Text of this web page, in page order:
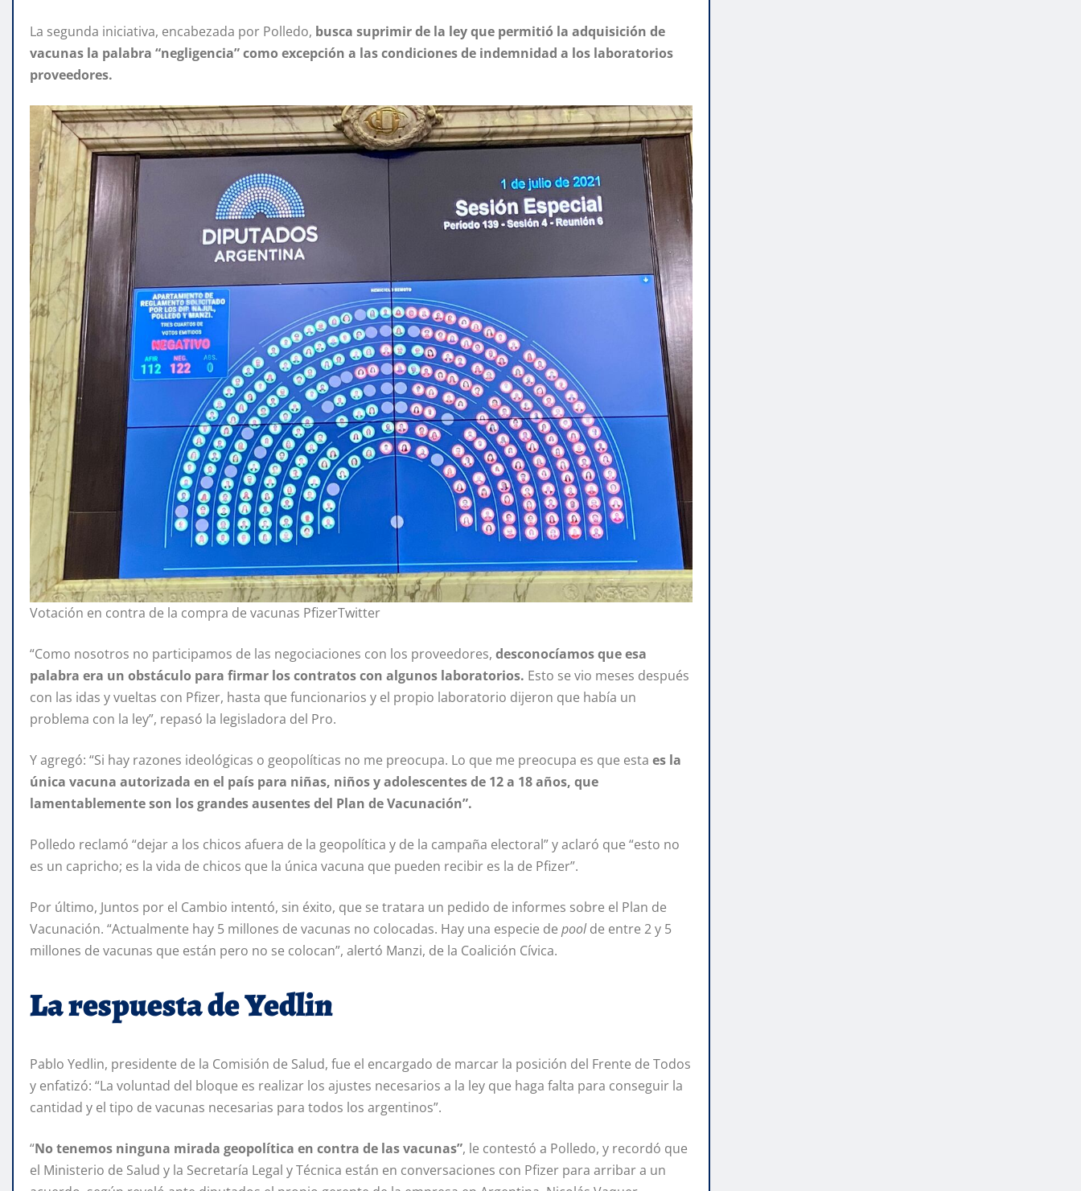
La segunda iniciativa, encabezada por Polledo, busca suprimir de la ley que permitió la adquisición de
vacunas la palabra “negligencia” como excepción a las condiciones de indemnidad a los laboratorios
proveedores.
Votación en contra de la compra de vacunas PfizerTwitter
“Como nosotros no participamos de las negociaciones con los proveedores, desconocíamos que esa
palabra era un obstáculo para firmar los contratos con algunos laboratorios. Esto se vio meses después
con las idas y vueltas con Pfizer, hasta que funcionarios y el propio laboratorio dijeron que había un
problema con la ley”, repasó la legisladora del Pro.
Y agregó: “Si hay razones ideológicas o geopolíticas no me preocupa. Lo que me preocupa es que esta es la
única vacuna autorizada en el país para niñas, niños y adolescentes de 12 a 18 años, que
lamentablemente son los grandes ausentes del Plan de Vacunación”.
Polledo reclamó “dejar a los chicos afuera de la geopolítica y de la campaña electoral” y aclaró que “esto no
es un capricho; es la vida de chicos que la única vacuna que pueden recibir es la de Pfizer”.
Por último, Juntos por el Cambio intentó, sin éxito, que se tratara un pedido de informes sobre el Plan de
Vacunación. “Actualmente hay 5 millones de vacunas no colocadas. Hay una especie de poolde entre 2 y 5
millones de vacunas que están pero no se colocan”, alertó Manzi, de la Coalición Cívica.
La respuesta de Yedlin
Pablo Yedlin, presidente de la Comisión de Salud, fue el encargado de marcar la posición del Frente de Todos
y enfatizó: “La voluntad del bloque es realizar los ajustes necesarios a la ley que haga falta para conseguir la
cantidad y el tipo de vacunas necesarias para todos los argentinos”.
“No tenemos ninguna mirada geopolítica en contra de las vacunas”, le contestó a Polledo, y recordó que
el Ministerio de Salud y la Secretaría Legal y Técnica están en conversaciones con Pfizer para arribar a un